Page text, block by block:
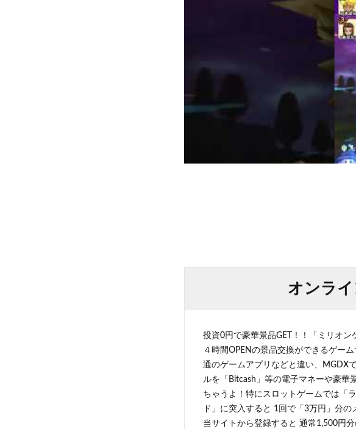
オンラ
投資0円で豪華景品GET！！「ミリオン
４時間OPENの景品交換ができるゲー
通のゲームアプリなどと違い、MGDX
ルを「Bitcash」等の電子マネーや豪華
ちゃうよ！特にスロットゲームでは「
ド」に突入すると 1回で「3万円」分の
当サイトから登録すると 通常1,500円